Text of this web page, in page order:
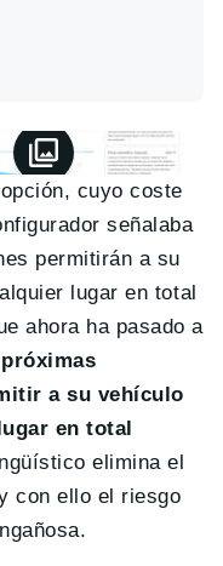
ha revisado
cuyo coste
señalaba
permitirán a su
lugar en total
ahora ha pasado a
a su vehículo
en total
elimina el
con ello el riesgo